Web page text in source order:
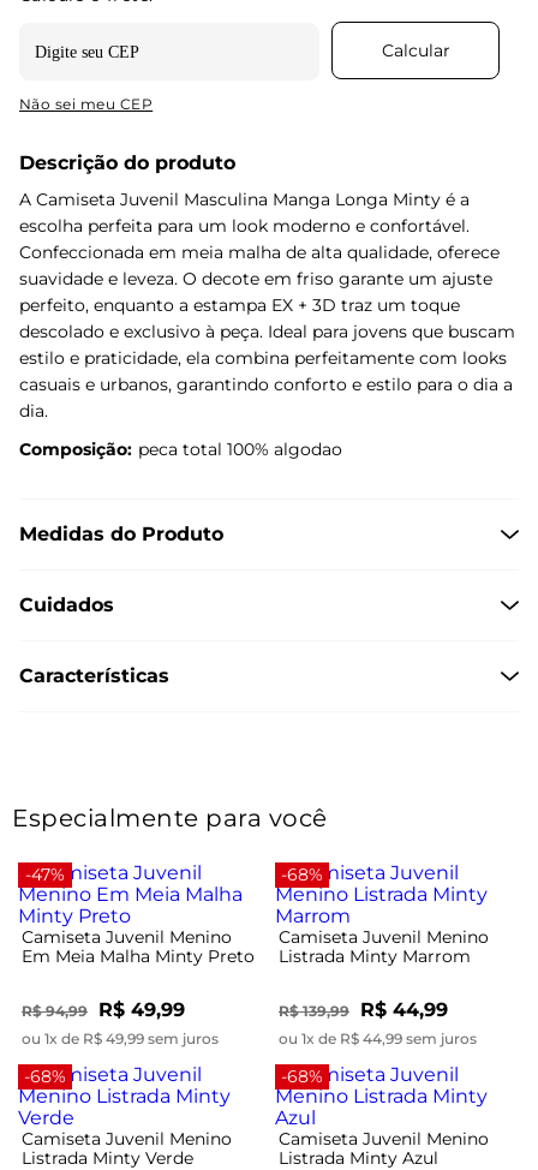
Não sei meu CEP
Descrição do produto
A Camiseta Juvenil Masculina Manga Longa Minty é a
escolha perfeita para um look moderno e confortável.
Confeccionada em meia malha de alta qualidade, oferece
suavidade e leveza. O decote em friso garante um ajuste
perfeito, enquanto a estampa EX + 3D traz um toque
descolado e exclusivo à peça. Ideal para jovens que buscam
estilo e praticidade, ela combina perfeitamente com looks
casuais e urbanos, garantindo conforto e estilo para o dia a
dia.
Composição: peca total 100% algodao
Medidas do Produto
Cuidados
Características
Especialmente para você
-47%
Camiseta Juvenil Menino
Em Meia Malha Minty Preto
R$ 94,99 R$ 49,99
ou 1x de R$ 49,99 sem juros
-68%
Camiseta Juvenil Menino
Listrada Minty Marrom
R$ 139,99 R$ 44,99
ou 1x de R$ 44,99 sem juros
-68%
Camiseta Juvenil Menino
Listrada Minty Verde
-68%
Camiseta Juvenil Menino
Listrada Minty Azul